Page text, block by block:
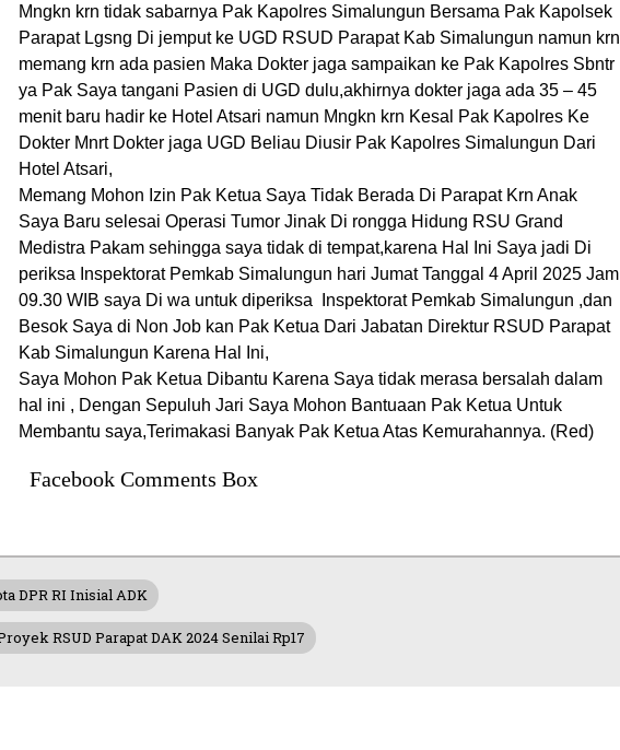
Mngkn krn tidak sabarnya Pak Kapolres Simalungun Bersama Pak Kapolsek
Parapat Lgsng Di jemput ke UGD RSUD Parapat Kab Simalungun namun krn
memang krn ada pasien Maka Dokter jaga sampaikan ke Pak Kapolres Sbntr
ya Pak Saya tangani Pasien di UGD dulu,akhirnya dokter jaga ada 35 – 45
menit baru hadir ke Hotel Atsari namun Mngkn krn Kesal Pak Kapolres Ke
Dokter Mnrt Dokter jaga UGD Beliau Diusir Pak Kapolres Simalungun Dari
Hotel Atsari,
Memang Mohon Izin Pak Ketua Saya Tidak Berada Di Parapat Krn Anak
Saya Baru selesai Operasi Tumor Jinak Di rongga Hidung RSU Grand
Medistra Pakam sehingga saya tidak di tempat,karena Hal Ini Saya jadi Di
periksa Inspektorat Pemkab Simalungun hari Jumat Tanggal 4 April 2025 Jam
09.30 WIB saya Di wa untuk diperiksa Inspektorat Pemkab Simalungun ,dan
Besok Saya di Non Job kan Pak Ketua Dari Jabatan Direktur RSUD Parapat
Kab Simalungun Karena Hal Ini,
Saya Mohon Pak Ketua Dibantu Karena Saya tidak merasa bersalah dalam
hal ini , Dengan Sepuluh Jari Saya Mohon Bantuaan Pak Ketua Untuk
Membantu saya,Terimakasi Banyak Pak Ketua Atas Kemurahannya. (Red)
Facebook Comments Box
DPR RI Inisial ADK
RSUD Parapat DAK 2024 Senilai Rp17